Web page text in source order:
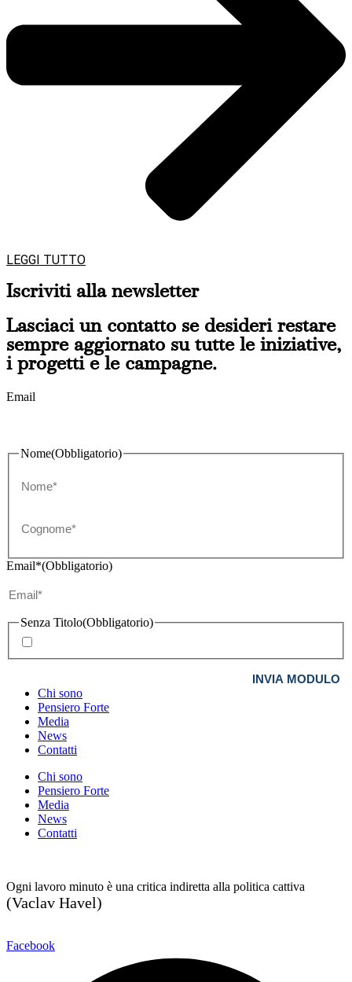
LEGGI TUTTO
Iscriviti alla newsletter
Lasciaci un contatto se desideri restare
sempre aggiornato su tutte le iniziative,
i progetti e le campagne.
Email
Nome(Obbligatorio)
Email*(Obbligatorio)
Senza Titolo(Obbligatorio)
Chi sono
Pensiero Forte
Media
News
Contatti
Chi sono
Pensiero Forte
Media
News
Contatti
Ogni lavoro minuto è una critica indiretta alla politica cattiva
(Vaclav Havel)
Facebook